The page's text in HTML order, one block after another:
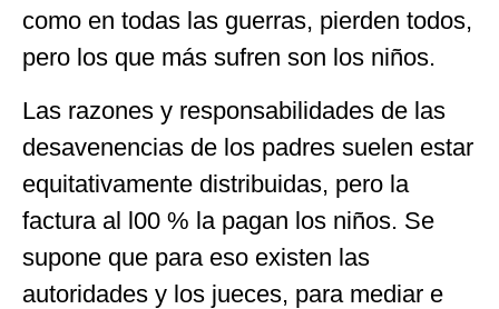
como en todas las guerras, pierden todos,
pero los que más sufren son los niños.
Las razones y responsabilidades de las
desavenencias de los padres suelen estar
equitativamente distribuidas, pero la
factura al l00 % la pagan los niños. Se
supone que para eso existen las
autoridades y los jueces, para mediar e